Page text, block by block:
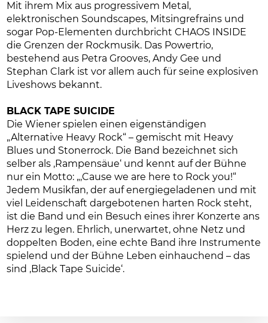
Mit ihrem Mix aus progressivem Metal,
elektronischen Soundscapes, Mitsingrefrains und
sogar Pop-Elementen durchbricht CHAOS INSIDE
die Grenzen der Rockmusik. Das Powertrio,
bestehend aus Petra Grooves, Andy Gee und
Stephan Clark ist vor allem auch für seine explosiven
Liveshows bekannt.
BLACK TAPE SUICIDE
Die Wiener spielen einen eigenständigen
„Alternative Heavy Rock“ – gemischt mit Heavy
Blues und Stonerrock. Die Band bezeichnet sich
selber als ‚Rampensäue‘ und kennt auf der Bühne
nur ein Motto: „‚Cause we are here to Rock you!“
Jedem Musikfan, der auf energiegeladenen und mit
viel Leidenschaft dargebotenen harten Rock steht,
ist die Band und ein Besuch eines ihrer Konzerte ans
Herz zu legen. Ehrlich, unerwartet, ohne Netz und
doppelten Boden, eine echte Band ihre Instrumente
spielend und der Bühne Leben einhauchend – das
sind ‚Black Tape Suicide‘.